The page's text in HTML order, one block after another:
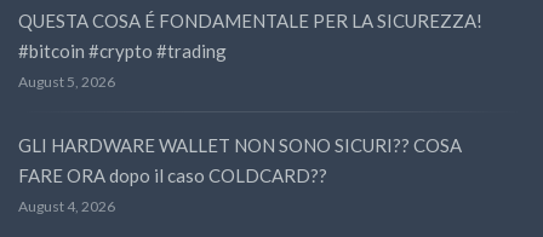
QUESTA COSA É FONDAMENTALE PER LA SICUREZZA!
#bitcoin #crypto #trading
August 5, 2026
GLI HARDWARE WALLET NON SONO SICURI?? COSA
FARE ORA dopo il caso COLDCARD??
August 4, 2026